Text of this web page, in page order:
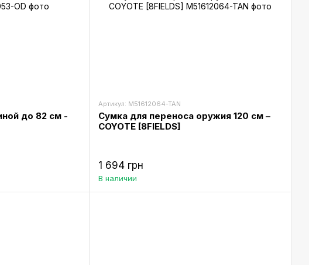
до 82 см -
Артикул: M51612064-TAN
Сумка для переноса оружия 120 см –
COYOTE [8FIELDS]
1 694 грн
В наличии